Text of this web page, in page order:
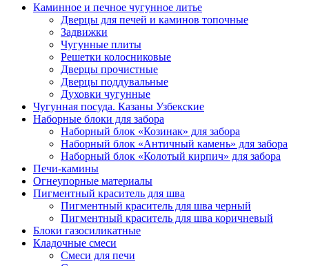
Каминное и печное чугунное литье
Дверцы для печей и каминов топочные
Задвижки
Чугунные плиты
Решетки колосниковые
Дверцы прочистные
Дверцы поддувальные
Духовки чугунные
Чугунная посуда. Казаны Узбекские
Наборные блоки для забора
Наборный блок «Козинак» для забора
Наборный блок «Античный камень» для забора
Наборный блок «Колотый кирпич» для забора
Печи-камины
Огнеупорные материалы
Пигментный краситель для шва
Пигментный краситель для шва черный
Пигментный краситель для шва коричневый
Блоки газосиликатные
Кладочные смеси
Смеси для печи